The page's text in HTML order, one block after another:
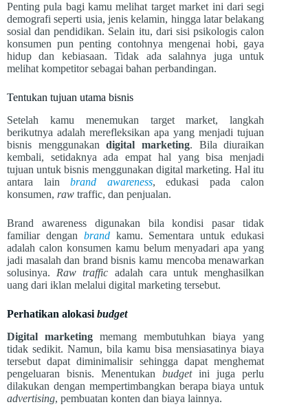
Penting pula bagi kamu melihat target market ini dari segi
demografi seperti usia, jenis kelamin, hingga latar belakang
sosial dan pendidikan. Selain itu, dari sisi psikologis calon
konsumen pun penting contohnya mengenai hobi, gaya
hidup dan kebiasaan. Tidak ada salahnya juga untuk
melihat kompetitor sebagai bahan perbandingan.
Tentukan tujuan utama bisnis
Setelah kamu menemukan target market, langkah
berikutnya adalah merefleksikan apa yang menjadi tujuan
bisnis menggunakandigital marketing. Bila diuraikan
kembali, setidaknya ada empat hal yang bisa menjadi
tujuan untuk bisnis menggunakan digital marketing. Hal itu
antara lainbrand awareness, edukasi pada calon
konsumen, raw traffic, dan penjualan.
Brand awareness digunakan bila kondisi pasar tidak
familiar dengan brandkamu. Sementara untuk edukasi
adalah calon konsumen kamu belum menyadari apa yang
jadi masalah dan brand bisnis kamu mencoba menawarkan
solusinya. Raw traffic adalah cara untuk menghasilkan
uang dari iklan melalui digital marketing tersebut.
Perhatikan alokasi budget
Digital marketingmemang membutuhkan biaya yang
tidak sedikit. Namun, bila kamu bisa mensiasatinya biaya
tersebut dapat diminimalisir sehingga dapat menghemat
pengeluaran bisnis. Menentukan budgetini juga perlu
dilakukan dengan mempertimbangkan berapa biaya untuk
advertising, pembuatan konten dan biaya lainnya.